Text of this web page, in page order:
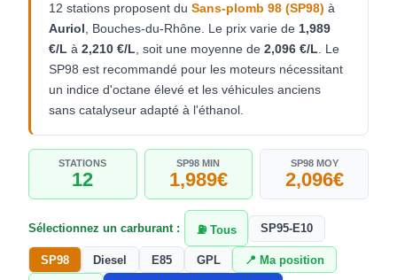
12 stations proposent du Sans-plomb 98 (SP98) à
Auriol, Bouches-du-Rhône. Le prix varie de 1,989
€/L à 2,210 €/L, soit une moyenne de 2,096 €/L. Le
SP98 est recommandé pour les moteurs nécessitant
un indice d'octane élevé et les véhicules anciens
sans catalyseur adapté à l'éthanol.
STATIONS
12
SP98 MIN
1,989€
SP98 MOY
2,096€
Sélectionnez un carburant : ⛽ Tous SP95-E10
SP98 Diesel E85 GPL 📍 Ma position